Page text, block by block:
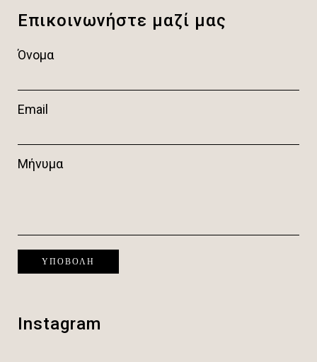
Επικοινωνήστε μαζί μας
Όνομα
Email
Μήνυμα
Instagram